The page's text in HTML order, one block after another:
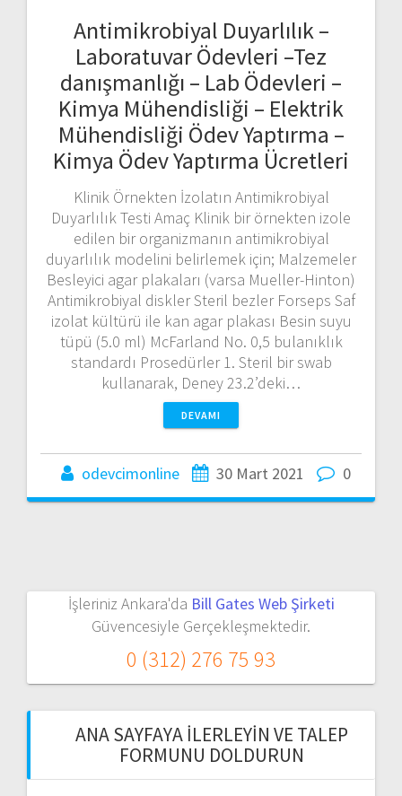
Antimikrobiyal Duyarlılık –
Laboratuvar Ödevleri –Tez
danışmanlığı – Lab Ödevleri –
Kimya Mühendisliği – Elektrik
Mühendisliği Ödev Yaptırma –
Kimya Ödev Yaptırma Ücretleri
Klinik Örnekten İzolatın Antimikrobiyal
Duyarlılık Testi Amaç Klinik bir örnekten izole
edilen bir organizmanın antimikrobiyal
duyarlılık modelini belirlemek için; Malzemeler
Besleyici agar plakaları (varsa Mueller-Hinton)
Antimikrobiyal diskler Steril bezler Forseps Saf
izolat kültürü ile kan agar plakası Besin suyu
tüpü (5.0 ml) McFarland No. 0,5 bulanıklık
standardı Prosedürler 1. Steril bir swab
kullanarak, Deney 23.2’deki…
DEVAMI
odevcimonline 30 Mart 2021 0
İşleriniz Ankara'da Bill Gates Web Şirketi
Güvencesiyle Gerçekleşmektedir.
0 (312) 276 75 93
ANA SAYFAYA İLERLEYIN VE TALEP
FORMUNU DOLDURUN